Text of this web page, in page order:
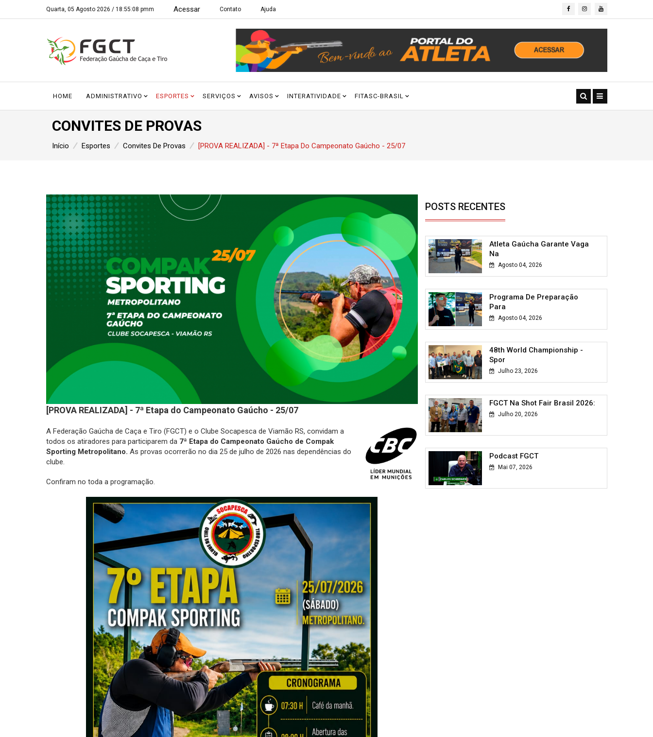
Quarta, 05 Agosto 2026 / 18:55:09 pmm Acessar Contato Ajuda
HOME ADMINISTRATIVO ESPORTES SERVIÇOS AVISOS INTERATIVIDADE FITASC-BRASIL
CONVITES DE PROVAS
Início Esportes Convites De Provas [PROVA REALIZADA] - 7ª Etapa Do Campeonato Gaúcho - 25/07
[PROVA REALIZADA] - 7ª Etapa do Campeonato Gaúcho - 25/07
A Federação Gaúcha de Caça e Tiro (FGCT) e o Clube Socapesca de Viamão RS, convidam a
todos os atiradores para participarem da 7ª Etapa do Campeonato Gaúcho de Compak
Sporting Metropolitano. As provas ocorrerão no dia 25 de julho de 2026 nas dependências do
clube.
Confiram no toda a programação.
POSTS RECENTES
Atleta Gaúcha Garante Vaga
Na
Agosto 04, 2026
Programa De Preparação
Para
Agosto 04, 2026
48th World Championship -
Spor
Julho 23, 2026
FGCT Na Shot Fair Brasil 2026:
Julho 20, 2026
Podcast FGCT
Mai 07, 2026